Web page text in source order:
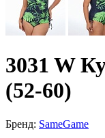
3031 W
(52-60)
Бренд: SameGame